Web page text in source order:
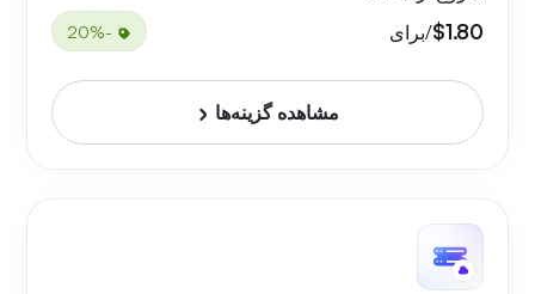
$1.80/برای -20%
مشاهده گزینه‌ها